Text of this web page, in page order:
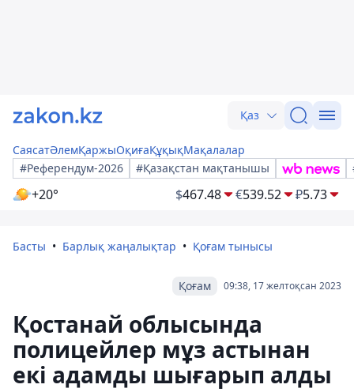
Қаз
СаясатӘлемҚаржыОқиғаҚұқықМақалалар
#Референдум-2026
#Қазақстан мақтанышы
+20° $467.48 €539.52 ₽5.73
Басты Барлық жаңалықтар Қоғам тынысы
09:38, 17 желтоқсан 2023
Қоғам
Қостанай облысында
полицейлер мұз астынан
екі адамды шығарып алды